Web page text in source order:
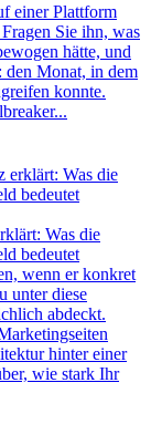
einer Plattform
Sie ihn, was
hätte, und
den Monat, in dem
konnte.
Was die
bedeutet
wenn er konkret
unter diese
abdeckt.
hinter einer
wie stark Ihr